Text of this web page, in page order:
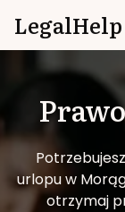
LegalHelp
urlopu w
otrzymaj